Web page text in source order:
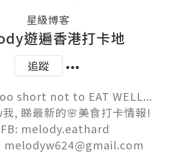
星級博客
遊遍香港打卡地
追蹤
short not to EAT WELL...
, 睇最新的🌸美食打卡情報!
melody.eathard
melodyw624@gmail.com